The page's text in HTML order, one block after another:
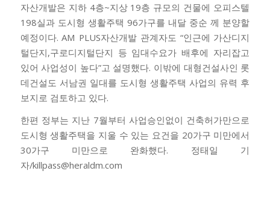
자산개발은 지하 4층~지상 19층 규모의 건물에 오피스텔
198실과 도시형 생활주택 96가구를 내달 중순 께 분양할
예정이다. AM PLUS자산개발 관계자도 “인근에 가산디지
털단지,구로디지털단지 등 임대수요가 배후에 자리잡고
있어 사업성이 높다”고 설명했다. 이밖에 대형건설사인 롯
데건설도 서남권 일대를 도시형 생활주택 사업의 유력 후
보지로 검토하고 있다.
한편 정부는 지난 7월부터 사업승인없이 건축허가만으로
도시형 생활주택을 지울 수 있는 요건을 20가구 미만에서
30가구 미만으로 완화했다. 정태일 기
자/killpass@heraldm.com